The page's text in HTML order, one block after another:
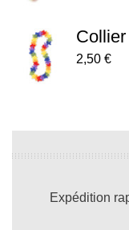
2,50 €
Expédition